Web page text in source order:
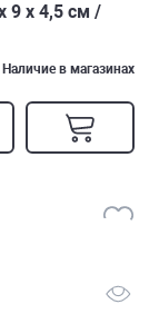
9 х 4,5 см /
Наличие в магазинах